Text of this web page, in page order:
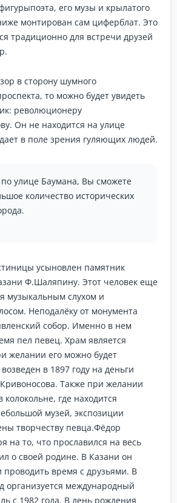
его музы и крылатого
монтирован сам циферблат. Это
традиционно для встречи друзей
в сторону шумного
то можно будет увидеть
революционеру
Он не находится на улице
в поле зрения гуляющих людей.
по улице Баумана, Вы сможете
количество исторических
усыновлен памятник
Ф.Шаляпину. Этот человек еще
музыкальным слухом и
Неподалёку от монумента
собор. Именно в нем
пел певец. Храм является
желании его можно будет
в 1897 году на деньги
Кривоносова. Также при желании
где находится
музей, экспозиции
творчеству певца.Фёдор
на то, что прославился на весь
о своей родине. В Казани он
время с друзьями. В
организуется международный
с 1982 года. В день рождения